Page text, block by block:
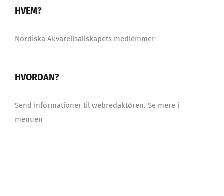
HVEM?
Nordiska Akvarellsällskapets medlemmer
HVORDAN?
Send informationer til webredaktøren. Se mere i
menuen